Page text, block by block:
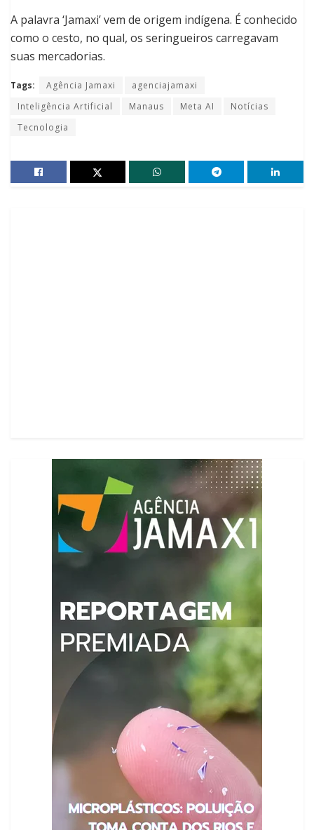
A palavra ‘Jamaxi’ vem de origem indígena. É conhecido
como o cesto, no qual, os seringueiros carregavam
suas mercadorias.
Tags: Agência Jamaxi
agenciajamaxi
Inteligência Artificial
Manaus Meta AI
Notícias
Tecnologia